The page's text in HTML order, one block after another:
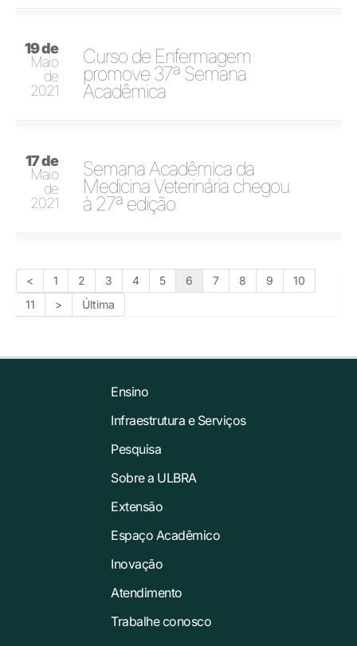
19 de
Maio
de
2021
Curso de Enfermagem
promove 37ª Semana
Acadêmica
17 de
Maio
de
2021
Semana Acadêmica da
Medicina Veterinária chegou
à 27ª edição
< 1 2 3 4 5 6 7 8 9
10
11
> Última
Ensino
Infraestrutura e Serviços
Pesquisa
Sobre a ULBRA
Extensão
Espaço Acadêmico
Inovação
Atendimento
Trabalhe conosco